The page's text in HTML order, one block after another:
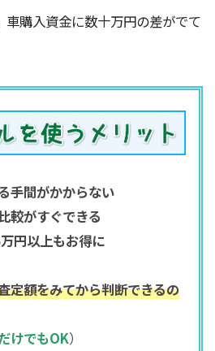
購入資金に数十万円の差がでて
手間がかからない
較がすぐできる
円以上もお得に
定額をみてから判断できるの
けでもOK）